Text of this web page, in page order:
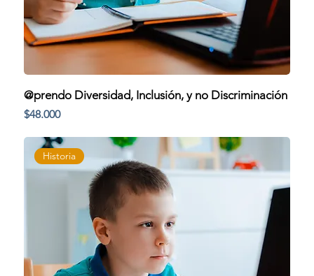
@prendo Diversidad, Inclusión, y no Discriminación
Precio
$48.000
Historia